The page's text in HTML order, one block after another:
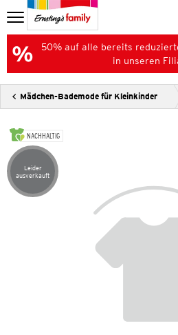
50% auf alle bereits
in unseren
Mädchen-Bademode für Kleinkinder
NACHHALTIG
Artikel leider ausverkauft
Leider
ausverkauft